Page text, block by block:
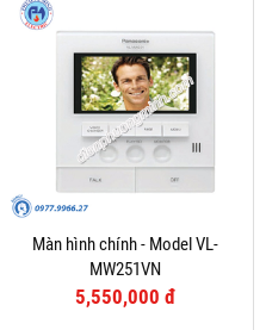
Màn hình chính - Model VL-
MW251VN
5,550,000 đ